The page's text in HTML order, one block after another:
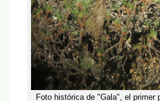
Foto histórica de "Gala", el primer